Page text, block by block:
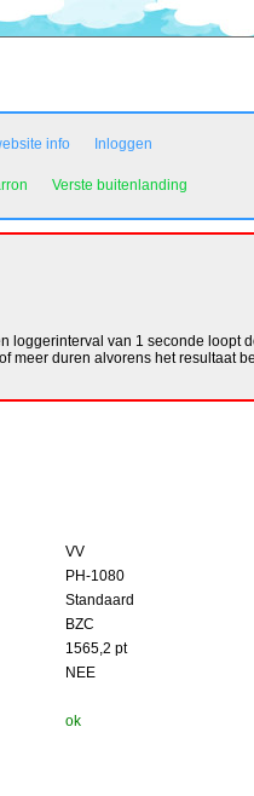
info Inloggen
Verste buitenlanding
van 1 seconde loopt
meer duren alvorens het resultaat
VV
PH-1080
Standaard
BZC
1565,2 pt
NEE
ok